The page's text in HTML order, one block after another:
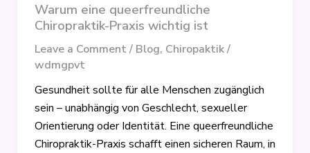
Warum eine queerfreundliche
Chiropraktik-Praxis wichtig ist
Leave a Comment/ Blog, Chiropaktik/
wdmgpvt
Gesundheit sollte für alle Menschen zugänglich
sein – unabhängig von Geschlecht, sexueller
Orientierung oder Identität. Eine queerfreundliche
Chiropraktik-Praxis schafft einen sicheren Raum, in